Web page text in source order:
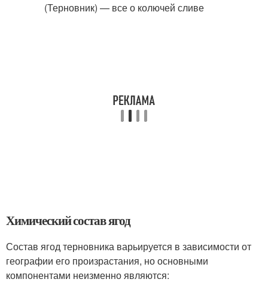
Химический состав ягод
Состав ягод терновника варьируется в зависимости от
географии его произрастания, но основными
компонентами неизменно являются: